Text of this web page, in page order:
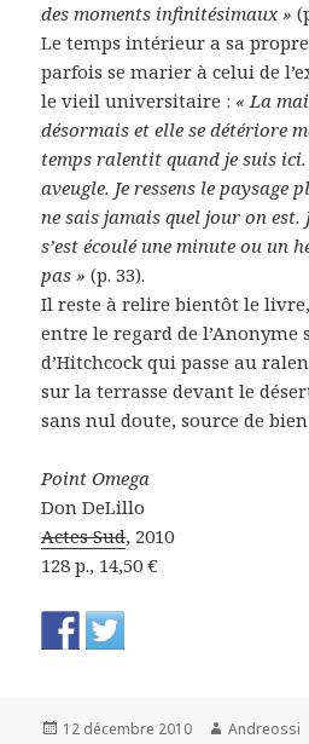
des moments infinitésimaux »
Le temps intérieur a sa
parfois se marier à celui de
le vieil universitaire : « La
désormais et elle se détériore
temps ralentit quand je suis
aveugle. Je ressens le paysage
ne sais jamais quel jour on est.
s’est écoulé une minute ou un
pas » (p. 33).
Il reste à relire bientôt le
entre le regard de l’Anonyme
d’Hitchcock qui passe au
sur la terrasse devant le
sans nul doute, source de
Point Omega
Don DeLillo
Actes Sud, 2010
128 p., 14,50 €
Publié
12 décembre 2010 Auteur
Andreossi